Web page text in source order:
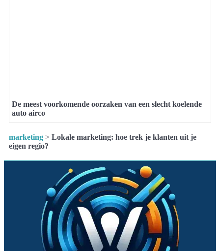
De meest voorkomende oorzaken van een slecht koelende
auto airco
marketing > Lokale marketing: hoe trek je klanten uit je
eigen regio?